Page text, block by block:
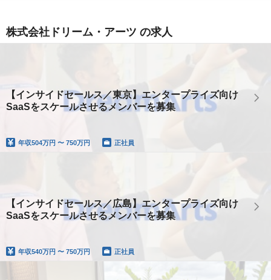
株式会社ドリーム・アーツ の求人
【インサイドセールス／東京】エンタープライズ向け
SaaSをスケールさせるメンバーを募集
年収504万円 〜 750万円 正社員
【インサイドセールス／広島】エンタープライズ向け
SaaSをスケールさせるメンバーを募集
年収540万円 〜 750万円 正社員